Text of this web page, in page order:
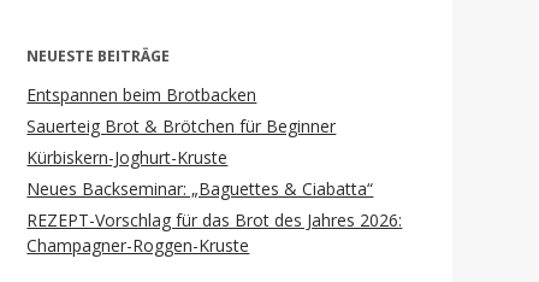
NEUESTE BEITRÄGE
Entspannen beim Brotbacken
Sauerteig Brot & Brötchen für Beginner
Kürbiskern-Joghurt-Kruste
Neues Backseminar: „Baguettes & Ciabatta“
REZEPT-Vorschlag für das Brot des Jahres 2026:
Champagner-Roggen-Kruste